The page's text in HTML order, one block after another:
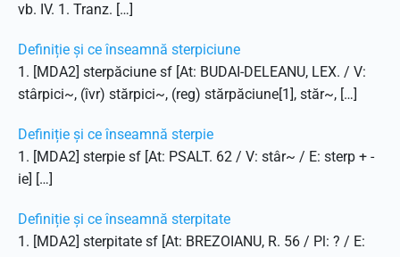
vb. IV. 1. Tranz. […]
Definiție și ce înseamnă sterpiciune
1. [MDA2] sterpăciune sf [At: BUDAI-DELEANU, LEX. / V:
stârpici~, (îvr) stărpici~, (reg) stărpăciune[1], stăr~, […]
Definiție și ce înseamnă sterpie
1. [MDA2] sterpie sf [At: PSALT. 62 / V: stâr~ / E: sterp + -
ie] […]
Definiție și ce înseamnă sterpitate
1. [MDA2] sterpitate sf [At: BREZOIANU, R. 56 / Pl: ? / E: